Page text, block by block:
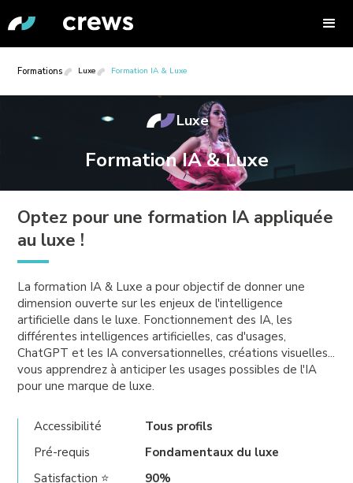
Formations Luxe Formation IA & Luxe
Luxe
Formation IA & Luxe
Optez pour une formation IA appliquée
au luxe !
La formation IA & Luxe a pour objectif de donner une
dimension ouverte sur les enjeux de l'intelligence
artificielle dans le luxe. Fonctionnement des IA, les
différentes intelligences artificielles, cas d'usages,
ChatGPT et les IA conversationnelles, créations visuelles...
vous apprendrez à anticiper les usages possibles de l'IA
pour une marque de luxe.
Accessibilité
Tous profils
Pré-requis
Fondamentaux du luxe
Satisfaction ⭐
90%